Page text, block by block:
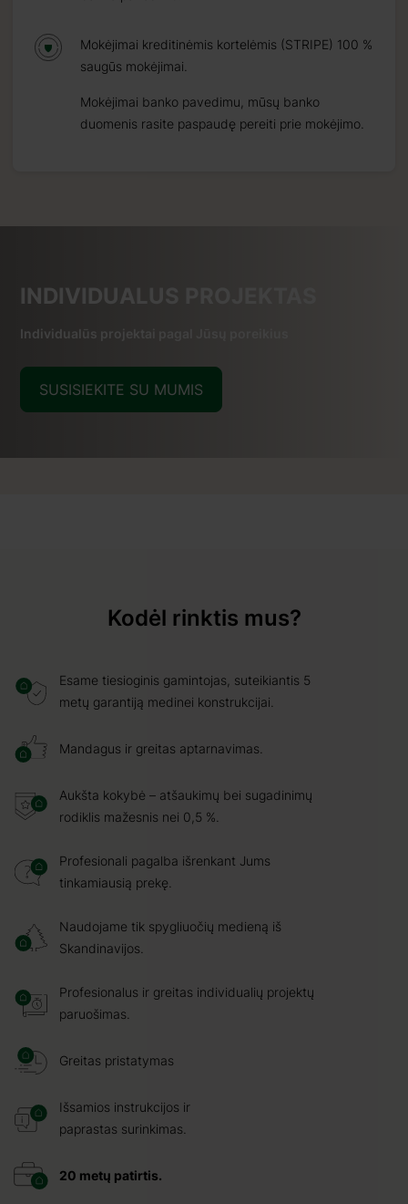
Mokėjimai kreditinėmis kortelėmis (STRIPE) 100 %
saugūs mokėjimai.
Mokėjimai banko pavedimu, mūsų banko
duomenis rasite paspaudę pereiti prie mokėjimo.
INDIVIDUALUS PROJEKTAS
Individualūs projektai pagal Jūsų poreikius
SUSISIEKITE SU MUMIS
Kodėl rinktis mus?
Esame tiesioginis gamintojas, suteikiantis 5
metų garantiją medinei konstrukcijai.
Mandagus ir greitas aptarnavimas.
Aukšta kokybė – atšaukimų bei sugadinimų
rodiklis mažesnis nei 0,5 %.
Profesionali pagalba išrenkant Jums
tinkamiausią prekę.
Naudojame tik spygliuočių medieną iš
Skandinavijos.
Profesionalus ir greitas individualių projektų
paruošimas.
Greitas pristatymas
Išsamios instrukcijos ir
paprastas surinkimas.
20 metų patirtis.